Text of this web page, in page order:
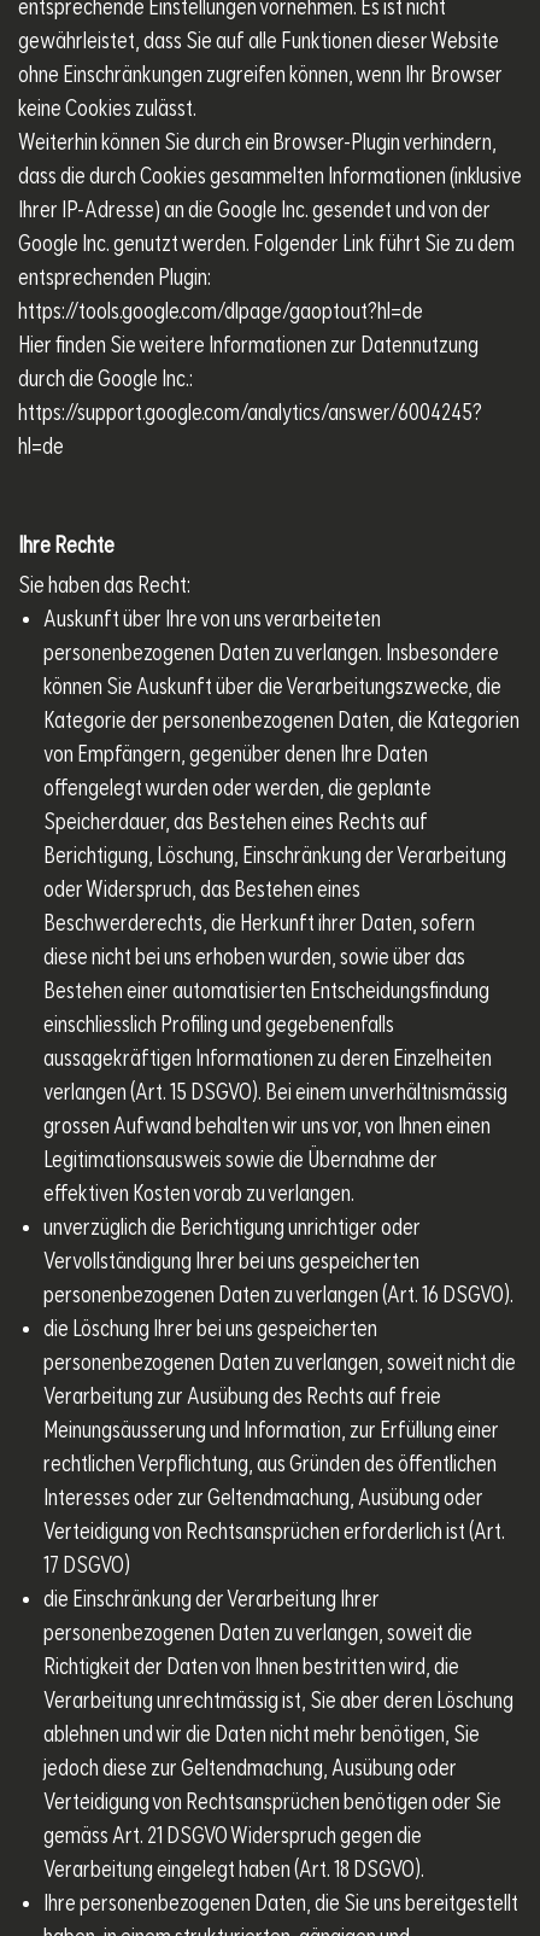
entsprechende Einstellungen vornehmen. Es ist nicht
gewährleistet, dass Sie auf alle Funktionen dieser Website
ohne Einschränkungen zugreifen können, wenn Ihr Browser
keine Cookies zulässt.
Weiterhin können Sie durch ein Browser-Plugin verhindern,
dass die durch Cookies gesammelten Informationen (inklusive
Ihrer IP-Adresse) an die Google Inc. gesendet und von der
Google Inc. genutzt werden. Folgender Link führt Sie zu dem
entsprechenden Plugin:
https://tools.google.com/dlpage/gaoptout?hl=de
Hier finden Sie weitere Informationen zur Datennutzung
durch die Google Inc.:
https://support.google.com/analytics/answer/6004245?
hl=de
Ihre Rechte
Sie haben das Recht:
Auskunft über Ihre von uns verarbeiteten
personenbezogenen Daten zu verlangen. Insbesondere
können Sie Auskunft über die Verarbeitungszwecke, die
Kategorie der personenbezogenen Daten, die Kategorien
von Empfängern, gegenüber denen Ihre Daten
offengelegt wurden oder werden, die geplante
Speicherdauer, das Bestehen eines Rechts auf
Berichtigung, Löschung, Einschränkung der Verarbeitung
oder Widerspruch, das Bestehen eines
Beschwerderechts, die Herkunft ihrer Daten, sofern
diese nicht bei uns erhoben wurden, sowie über das
Bestehen einer automatisierten Entscheidungsfindung
einschliesslich Profiling und gegebenenfalls
aussagekräftigen Informationen zu deren Einzelheiten
verlangen (Art. 15 DSGVO). Bei einem unverhältnismässig
grossen Aufwand behalten wir uns vor, von Ihnen einen
Legitimationsausweis sowie die Übernahme der
effektiven Kosten vorab zu verlangen.
unverzüglich die Berichtigung unrichtiger oder
Vervollständigung Ihrer bei uns gespeicherten
personenbezogenen Daten zu verlangen (Art. 16 DSGVO).
die Löschung Ihrer bei uns gespeicherten
personenbezogenen Daten zu verlangen, soweit nicht die
Verarbeitung zur Ausübung des Rechts auf freie
Meinungsäusserung und Information, zur Erfüllung einer
rechtlichen Verpflichtung, aus Gründen des öffentlichen
Interesses oder zur Geltendmachung, Ausübung oder
Verteidigung von Rechtsansprüchen erforderlich ist (Art.
17 DSGVO)
die Einschränkung der Verarbeitung Ihrer
personenbezogenen Daten zu verlangen, soweit die
Richtigkeit der Daten von Ihnen bestritten wird, die
Verarbeitung unrechtmässig ist, Sie aber deren Löschung
ablehnen und wir die Daten nicht mehr benötigen, Sie
jedoch diese zur Geltendmachung, Ausübung oder
Verteidigung von Rechtsansprüchen benötigen oder Sie
gemäss Art. 21 DSGVO Widerspruch gegen die
Verarbeitung eingelegt haben (Art. 18 DSGVO).
Ihre personenbezogenen Daten, die Sie uns bereitgestellt